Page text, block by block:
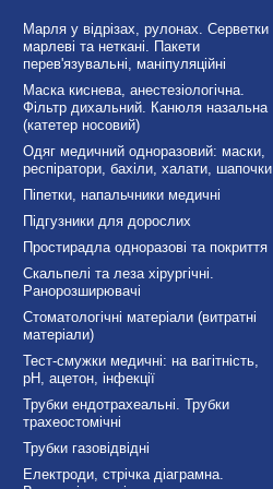
Марля у відрізах, рулонах. Серветки
марлеві та неткані. Пакети
перев'язувальні, маніпуляційні
Маска киснева, анестезіологічна.
Фільтр дихальний. Канюля назальна
(катетер носовий)
Одяг медичний одноразовий: маски,
респіратори, бахіли, халати, шапочки
Піпетки, напальчники медичні
Підгузники для дорослих
Простирадла одноразові та покриття
Скальпелі та леза хірургічні.
Ранорозширювачі
Стоматологічні матеріали (витратні
матеріали)
Тест-смужки медичні: на вагітність,
рН, ацетон, інфекції
Трубки ендотрахеальні. Трубки
трахеостомічні
Трубки газовідвідні
Електроди, стрічка діаграмна.